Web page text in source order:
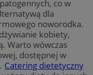
co w
dla
noworodka.
kobiety,
Warto wówczas
dostępnej w
Catering dietetyczny